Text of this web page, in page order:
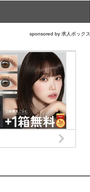
sponsored by 求人ボックス